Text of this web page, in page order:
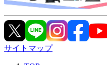
サイトマップ